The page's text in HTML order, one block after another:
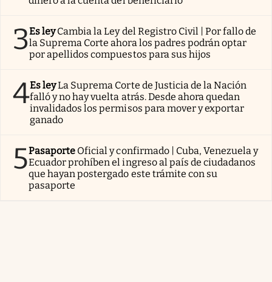
3Es ley Cambia la Ley del Registro Civil | Por fallo de
la Suprema Corte ahora los padres podrán optar
por apellidos compuestos para sus hijos
4Es leyLa Suprema Corte de Justicia de la Nación
falló y no hay vuelta atrás. Desde ahora quedan
invalidados los permisos para mover y exportar
ganado
5Pasaporte Oficial y confirmado | Cuba, Venezuela y
Ecuador prohíben el ingreso al país de ciudadanos
que hayan postergado este trámite con su
pasaporte